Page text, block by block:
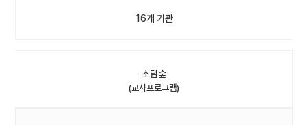
16개 기관
소담숲
(교사프로그램)